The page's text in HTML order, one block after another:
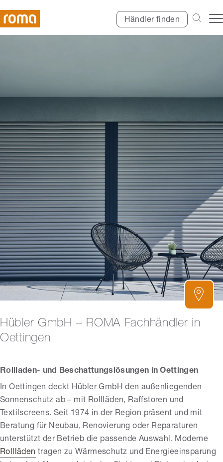
Händler finden
Hübler GmbH – ROMA Fachhändler in
Oettingen
Rollladen- und Beschattungslösungen in Oettingen
In Oettingen deckt Hübler GmbH den außenliegenden
Sonnenschutz ab – mit Rollläden, Raffstoren und
Textilscreens. Seit 1974 in der Region präsent und mit
Beratung für Neubau, Renovierung oder Reparaturen
unterstützt der Betrieb die passende Auswahl. Moderne
Rollläden tragen zu Wärmeschutz und Energieeinsparung